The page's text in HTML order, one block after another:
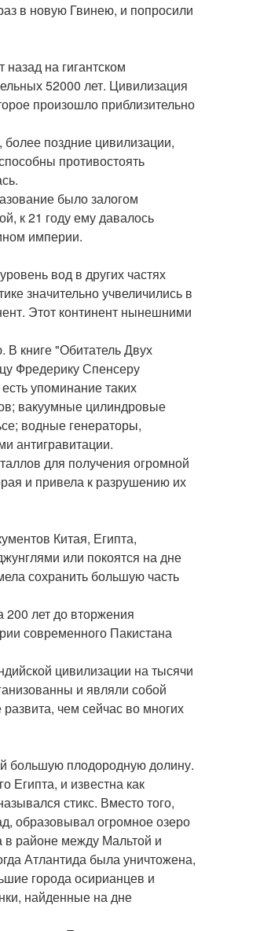
в новую Гвинею, и попросили
на гигантском
52000 лет. Цивилизация
произошло приблизительно
более поздние цивилизации,
противостоять
было залогом
к 21 году ему давалось
империи.
вод в других частях
значительно учвеличились в
Этот континент нынешними
книге "Обитатель Двух
Фредерику Спенсеру
упоминание таких
вакуумные цилиндровые
водные генераторы,
антигравитации.
для получения огромной
и привела к разрушению их
Китая, Египта,
или покоятся на дне
сохранить большую часть
200 лет до вторжения
современного Пакистана
цивилизации на тысячи
и являли собой
чем сейчас во многих
большую плодородную долину.
Египта, и известна как
стикс. Вместо того,
образовывал огромное озеро
в районе между Мальтой и
Атлантида была уничтожена,
города осирианцев и
найденные на дне